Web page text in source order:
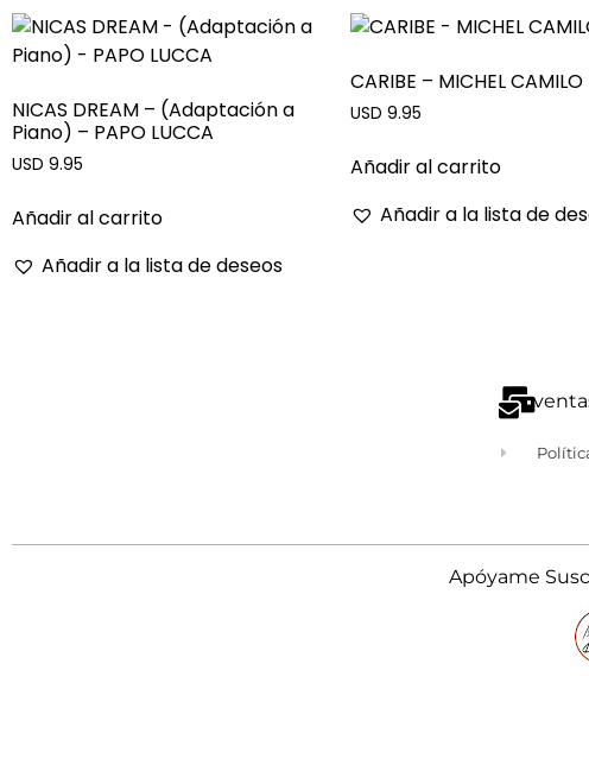
NICAS DREAM – (Adaptación a
Piano) – PAPO LUCCA
USD 9.95
Añadir al carrito
Añadir a la lista de deseos
CARIBE – MICHEL CAMILO
USD 9.95
Añadir al carrito
Añadir a la lista de
Apóyame